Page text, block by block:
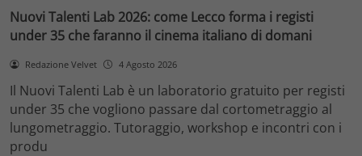
Nuovi Talenti Lab 2026: come Lecco forma i registi
under 35 che faranno il cinema italiano di domani
Redazione Velvet 4 Agosto 2026
Il Nuovi Talenti Lab è un laboratorio gratuito per registi
under 35 che vogliono passare dal cortometraggio al
lungometraggio. Tutoraggio, workshop e incontri con i
produ